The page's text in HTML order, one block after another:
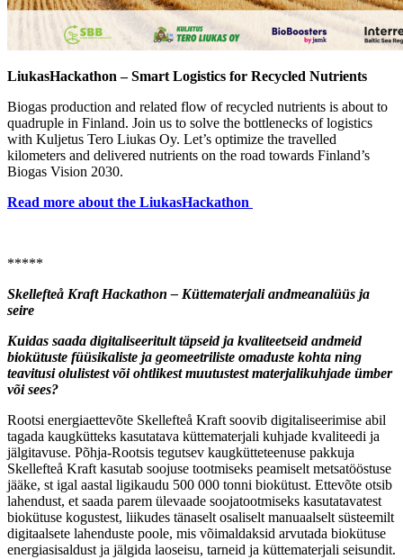
LiukasHackathon – Smart Logistics for Recycled Nutrients
Biogas production and related flow of recycled nutrients is about to
quadruple in Finland. Join us to solve the bottlenecks of logistics
with Kuljetus Tero Liukas Oy. Let’s optimize the travelled
kilometers and delivered nutrients on the road towards Finland’s
Biogas Vision 2030.
Read more about the LiukasHackathon
*****
Skellefteå Kraft Hackathon – Küttematerjali andmeanalüüs ja
seire
Kuidas saada digitaliseeritult täpseid ja kvaliteetseid andmeid
biokütuste füüsikaliste ja geomeetriliste omaduste kohta ning
teavitusi olulistest või ohtlikest muutustest materjalikuhjade ümber
või sees?
Rootsi energiaettevõte Skellefteå Kraft soovib digitaliseerimise abil
tagada kaugkütteks kasutatava küttematerjali kuhjade kvaliteedi ja
jälgitavuse. Põhja-Rootsis tegutsev kaugkütteteenuse pakkuja
Skellefteå Kraft kasutab soojuse tootmiseks peamiselt metsatööstuse
jääke, st igal aastal ligikaudu 500 000 tonni biokütust. Ettevõte otsib
lahendust, et saada parem ülevaade soojatootmiseks kasutatavatest
biokütuse kogustest, liikudes tänaselt osaliselt manuaalselt süsteemilt
digitaalsete lahenduste poole, mis võimaldaksid arvutada biokütuse
energiasisaldust ja jälgida laoseisu, tarneid ja küttematerjali seisundit.